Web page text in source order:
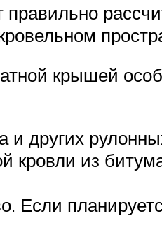
крышей
других
кровли из
Если